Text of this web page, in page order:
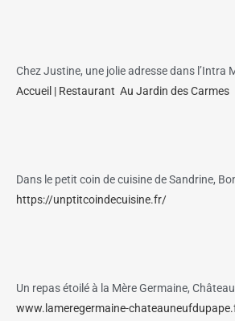
Chez Justine, une jolie adresse dans l’Intra
Accueil | Restaurant Au Jardin des Carmes
Dans le petit coin de cuisine de Sandrine,
https://unptitcoindecuisine.fr/
Un repas étoilé à la Mère Germaine,
www.lameregermaine-